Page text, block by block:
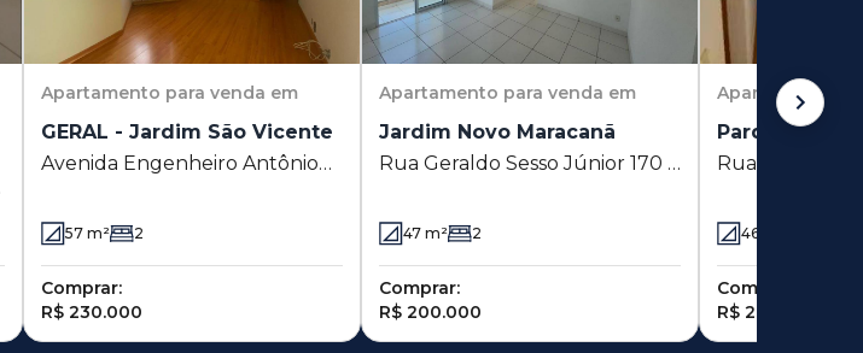
Apartamento para venda em
GERAL - Jardim São Vicente
Avenida Engenheiro Antônio
2801 ao fim - lado ímpar 3007 -
Jardim São Vicente - Campinas
- SP
57 m² 2
Comprar:
R$ 230.000
Apartamento para venda em
Jardim Novo Maracanã
Rua Geraldo Sesso Júnior 170 -
Campinas - SP
47 m² 2
Comprar:
R$ 200.000
Apartamento
Parque das
Rua Luciana
Cachoeiras -
46
Comprar:
R$ 210.000